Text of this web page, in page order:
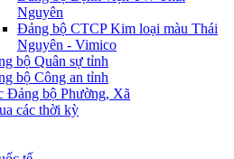
Nguyên
Đảng bộ CTCP Kim loại màu Thái
Nguyên - Vimico
bộ Quân sự tỉnh
bộ Công an tỉnh
Đảng bộ Phường, Xã
các thời kỳ